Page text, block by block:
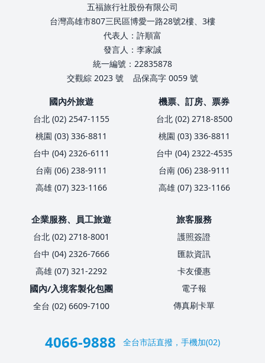
五福旅行社股份有限公司
台灣高雄市807三民區博愛一路28號2樓、3樓
代表人：許順富
發言人：李家誠
統一編號：22835878
交觀綜 2023 號
品保高字 0059 號
國內外旅遊
台北 (02) 2547-1155
桃園 (03) 336-8811
台中 (04) 2326-6111
台南 (06) 238-9111
高雄 (07) 323-1166
機票、訂房、票券
台北 (02) 2718-8500
桃園 (03) 336-8811
台中 (04) 2322-4535
台南 (06) 238-9111
高雄 (07) 323-1166
企業服務、員工旅遊
台北 (02) 2718-8001
台中 (04) 2326-7666
高雄 (07) 321-2292
國內/入境客製化包團
全台 (02) 6609-7100
旅客服務
護照簽證
匯款資訊
卡友優惠
電子報
傳真刷卡單
4066-9888 全台市話直撥，手機加(02)